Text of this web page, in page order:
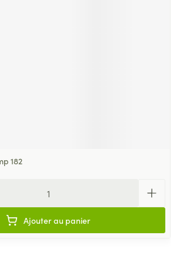
182
Ajouter au panier